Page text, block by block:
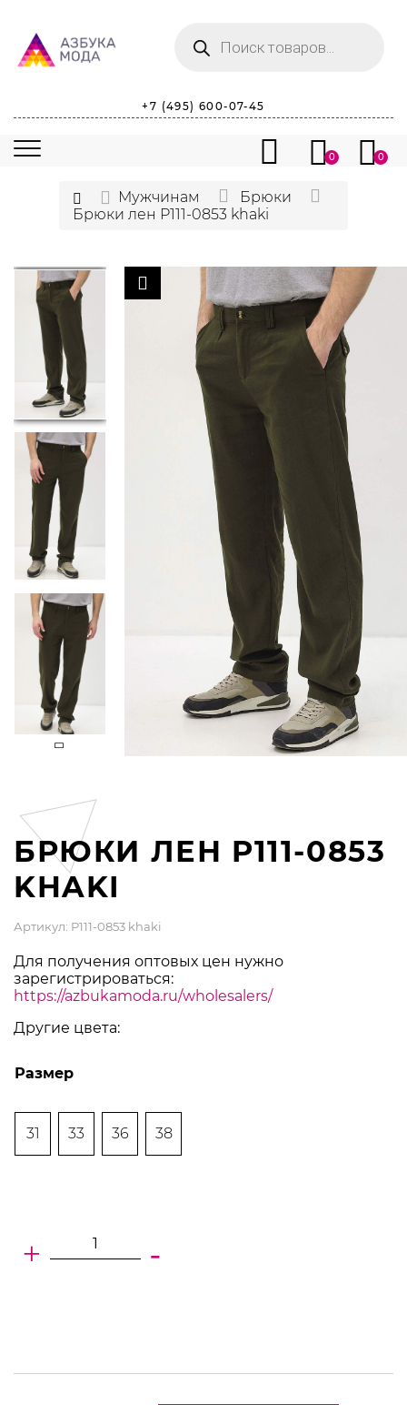
товаров
+7 (495) 600-07-45
0 0
Мужчинам
Брюки
Брюки лен P111-0853 khaki
БРЮКИ ЛЕН P111-0853
KHAKI
Артикул: P111-0853 khaki
Для получения оптовых цен нужно
зарегистрироваться:
https://azbukamoda.ru/wholesalers/
Другие цвета:
Размер
31 33 36 38
+ -